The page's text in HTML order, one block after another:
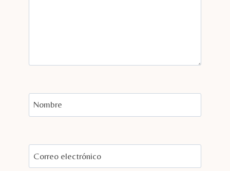
Nombre
Correo electrónico